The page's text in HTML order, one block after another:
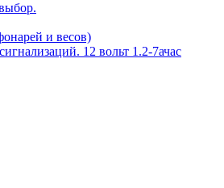
и весов)
12 вольт 1.2-7ачас